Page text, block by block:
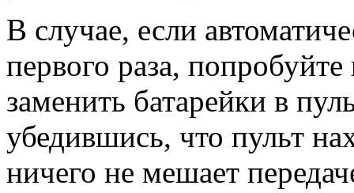
В случае, если
первого раза,
заменить батарейки в
убедившись, что пульт
ничего не мешает